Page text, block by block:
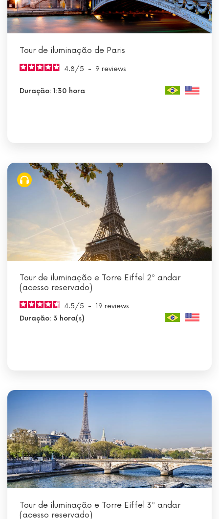
Tour de iluminação de Paris
4.8/5 - 9 reviews
Duração: 1:30 hora
Tour de iluminação e Torre Eiffel 2º andar
(acesso reservado)
4.5/5 - 19 reviews
Duração: 3 hora(s)
Tour de iluminação e Torre Eiffel 3º andar
(acesso reservado)